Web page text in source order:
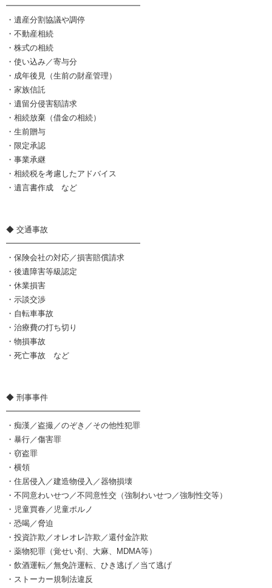
━━━━━━━━━━━━━━━━━
・遺産分割協議や調停
・不動産相続
・株式の相続
・使い込み／寄与分
・成年後見（生前の財産管理）
・家族信託
・遺留分侵害額請求
・相続放棄（借金の相続）
・生前贈与
・限定承認
・事業承継
・相続税を考慮したアドバイス
・遺言書作成 など
◆ 交通事故
━━━━━━━━━━━━━━━━━
・保険会社の対応／損害賠償請求
・後遺障害等級認定
・休業損害
・示談交渉
・自転車事故
・治療費の打ち切り
・物損事故
・死亡事故 など
◆ 刑事事件
━━━━━━━━━━━━━━━━━
・痴漢／盗撮／のぞき／その他性犯罪
・暴行／傷害罪
・窃盗罪
・横領
・住居侵入／建造物侵入／器物損壊
・不同意わいせつ／不同意性交（強制わいせつ／強制性交等）
・児童買春／児童ポルノ
・恐喝／脅迫
・投資詐欺／オレオレ詐欺／還付金詐欺
・薬物犯罪（覚せい剤、大麻、MDMA等）
・飲酒運転／無免許運転、ひき逃げ／当て逃げ
・ストーカー規制法違反